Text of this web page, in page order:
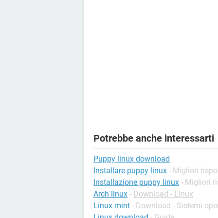
Potrebbe anche interessarti
Puppy linux download
Installare puppy linux - Migliori
Installazione puppy linux - Migliori
Arch linux - Download - Linux
Linux mint - Download - Sistemi